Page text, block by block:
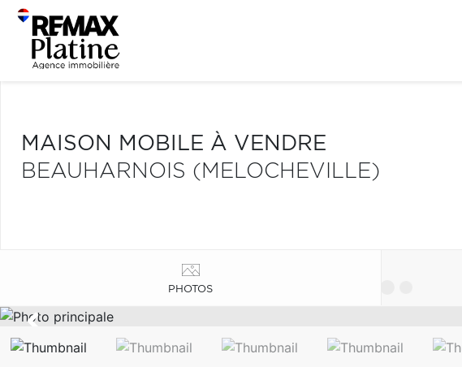
MAISON MOBILE À VENDRE
BEAUHARNOIS (MELOCHEVILLE)
PHOTOS